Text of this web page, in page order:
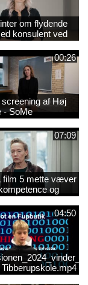
om flydende
konsulent ved
Duus
00:26
af Høj
- SoMe
07:09
film 5 mette væver
og
positioner.
04:50